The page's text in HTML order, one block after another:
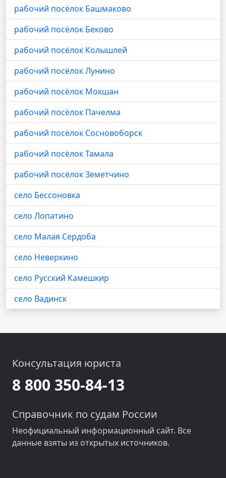
рабочий посёлок Башмаково
рабочий посёлок Беково
рабочий посёлок Колышлей
рабочий посёлок Лунино
рабочий посёлок Мокшан
рабочий посёлок Пачелма
рабочий посёлок Сосновоборск
рабочий посёлок Тамала
рабочий посёлок Земетчино
село Бессоновка
село Лопатино
село Малая Сердоба
село Неверкино
село Русский Камешкир
село Вадинск
Консультация юриста
8 800 350-84-13
Справочник по судам России
Неофициальный информационный сайт. Все
данные взяты из открытых источников.